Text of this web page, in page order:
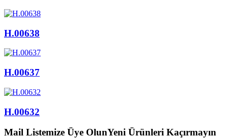
H.00638
H.00637
H.00632
Mail Listemize Üye OlunYeni Ürünleri Kaçırmayın